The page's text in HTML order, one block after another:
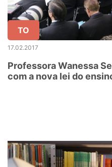
TO
17.02.2017
Professora Wanessa
com a nova lei do